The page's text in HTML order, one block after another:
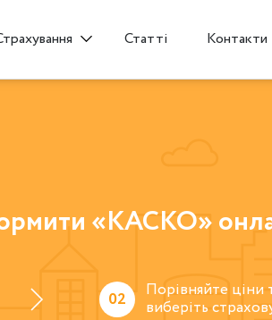
Статті Контакти
«КАСКО»
02
Порівняйте ціни
виберіть